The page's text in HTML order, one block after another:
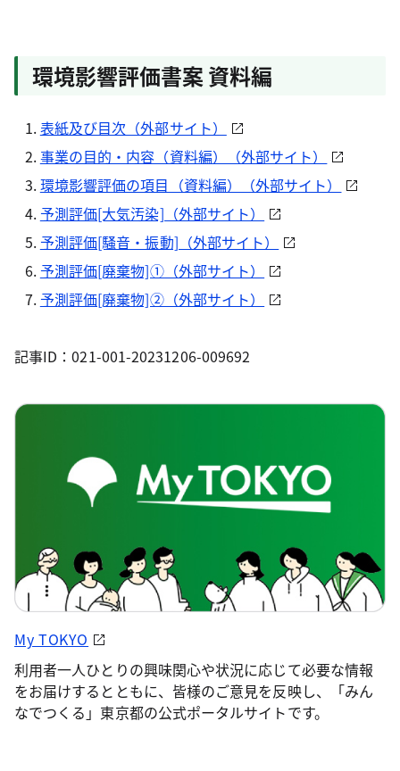
環境影響評価書案 資料編
表紙及び目次（外部サイト）
事業の目的・内容（資料編）（外部サイト）
環境影響評価の項目（資料編）（外部サイト）
予測評価[大気汚染]（外部サイト）
予測評価[騒音・振動]（外部サイト）
予測評価[廃棄物]①（外部サイト）
予測評価[廃棄物]②（外部サイト）
記事ID：021-001-20231206-009692
My TOKYO
利用者一人ひとりの興味関心や状況に応じて必要な情報
をお届けするとともに、皆様のご意見を反映し、「みん
なでつくる」東京都の公式ポータルサイトです。